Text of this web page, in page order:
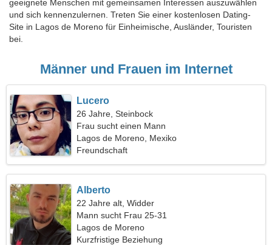
geeignete Menschen mit gemeinsamen Interessen auszuwählen
und sich kennenzulernen. Treten Sie einer kostenlosen Dating-
Site in Lagos de Moreno für Einheimische, Ausländer, Touristen
bei.
Männer und Frauen im Internet
Lucero
26 Jahre, Steinbock
Frau sucht einen Mann
Lagos de Moreno, Mexiko
Freundschaft
Alberto
22 Jahre alt, Widder
Mann sucht Frau 25-31
Lagos de Moreno
Kurzfristige Beziehung